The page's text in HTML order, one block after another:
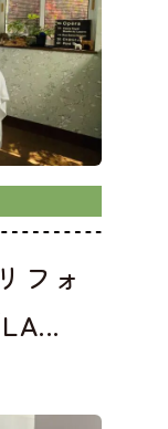
フォ